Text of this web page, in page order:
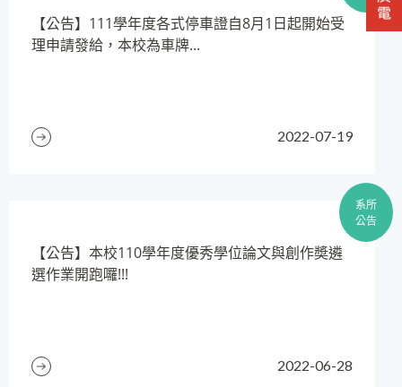
2022-07-19
​【公告】111學年度各式停車證自8月1日起開始受
理申請發給，本校為車牌...
系所
公告
2022-06-28
​【公告】本校110學年度優秀學位論文與創作奬遴
選作業開跑囉!!!